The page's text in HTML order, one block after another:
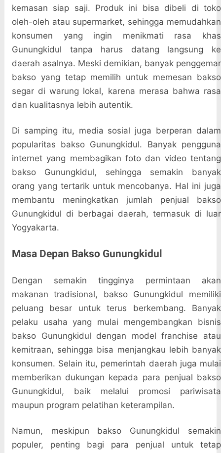
kemasan siap saji. Produk ini bisa dibeli di toko
oleh-oleh atau supermarket, sehingga memudahkan
konsumen yang ingin menikmati rasa khas
Gunungkidul tanpa harus datang langsung ke
daerah asalnya. Meski demikian, banyak penggemar
bakso yang tetap memilih untuk memesan bakso
segar di warung lokal, karena merasa bahwa rasa
dan kualitasnya lebih autentik.
Di samping itu, media sosial juga berperan dalam
popularitas bakso Gunungkidul. Banyak pengguna
internet yang membagikan foto dan video tentang
bakso Gunungkidul, sehingga semakin banyak
orang yang tertarik untuk mencobanya. Hal ini juga
membantu meningkatkan jumlah penjual bakso
Gunungkidul di berbagai daerah, termasuk di luar
Yogyakarta.
Masa Depan Bakso Gunungkidul
Dengan semakin tingginya permintaan akan
makanan tradisional, bakso Gunungkidul memiliki
peluang besar untuk terus berkembang. Banyak
pelaku usaha yang mulai mengembangkan bisnis
bakso Gunungkidul dengan model franchise atau
kemitraan, sehingga bisa menjangkau lebih banyak
konsumen. Selain itu, pemerintah daerah juga mulai
memberikan dukungan kepada para penjual bakso
Gunungkidul, baik melalui promosi pariwisata
maupun program pelatihan keterampilan.
Namun, meskipun bakso Gunungkidul semakin
populer, penting bagi para penjual untuk tetap